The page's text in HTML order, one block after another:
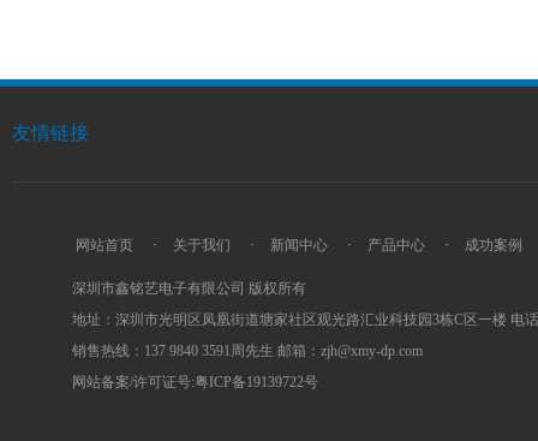
友情链接
网站首页 · 关于我们 · 新闻中心 · 产品中心 · 成功案例
深圳市鑫铭艺电子有限公司 版权所有
地址：深圳市光明区凤凰街道塘家社区观光路汇业科技园3栋C区一楼 电话
销售热线：137 9840 3591周先生 邮箱：zjh@xmy-dp.com
网站备案/许可证号:粤ICP备19139722号